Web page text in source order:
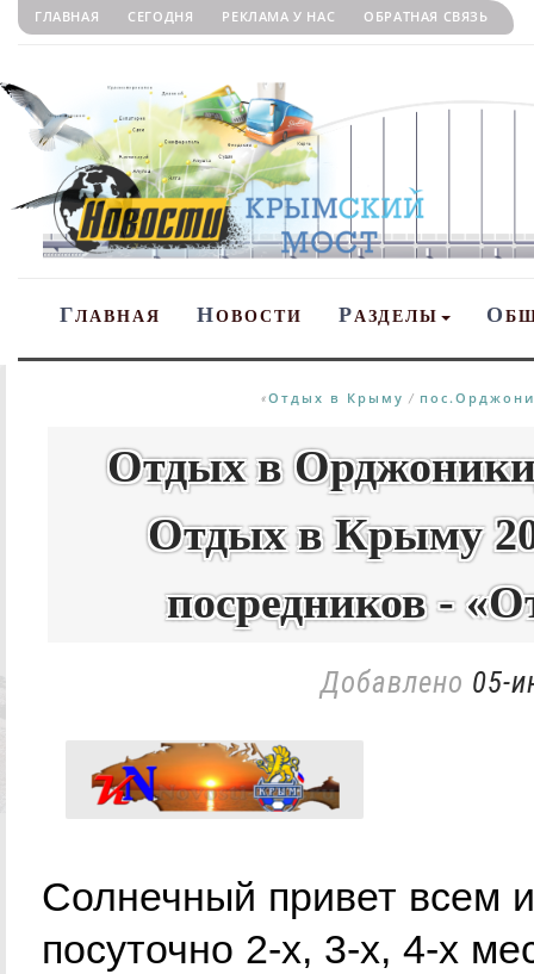
ГЛАВНАЯ СЕГОДНЯ РЕКЛАМА У НАС ОБРАТНАЯ СВЯЗЬ
ГЛАВНАЯ НОВОСТИ РАЗДЕЛЫ О
«Отдых в Крыму /
Отдых в
Отдых в Крыму
посредников -
Добавлено 05-
Солнечный привет
посуточно 2-х, 3-х, 4-х